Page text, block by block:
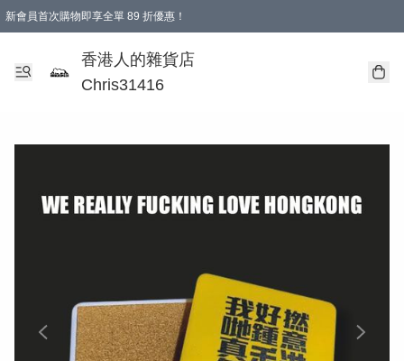
新會員首次購物即享全單 89 折優惠！
購物滿 HKD 499.00即享免運費優惠！（適用於 本地送貨、本地取貨 )
【滿 $300 專屬驚喜：無聲信物（最後一批）】
香港人的雜貨店
Chris31416